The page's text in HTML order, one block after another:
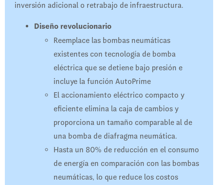
inversión adicional o retrabajo de infraestructura.
Diseño revolucionario
Reemplace las bombas neumáticas
existentes con tecnología de bomba
eléctrica que se detiene bajo presión e
incluye la función AutoPrime
El accionamiento eléctrico compacto y
eficiente elimina la caja de cambios y
proporciona un tamaño comparable al de
una bomba de diafragma neumática.
Hasta un 80% de reducción en el consumo
de energía en comparación con las bombas
neumáticas, lo que reduce los costos